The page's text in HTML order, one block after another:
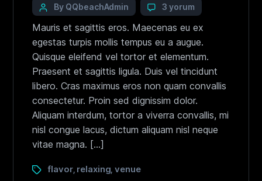
By QQbeachAdmin 3 yorum
Mauris et sagittis eros. Maecenas eu ex
egestas turpis mollis tempus eu a augue.
Quisque eleifend vel tortor et elementum.
Praesent et sagittis ligula. Duis vel tincidunt
libero. Cras maximus eros non quam convallis
consectetur. Proin sed dignissim dolor.
Aliquam interdum, tortor a viverra convallis, mi
nisl congue lacus, dictum aliquam nisl neque
vitae magna. […]
flavor, relaxing ,venue